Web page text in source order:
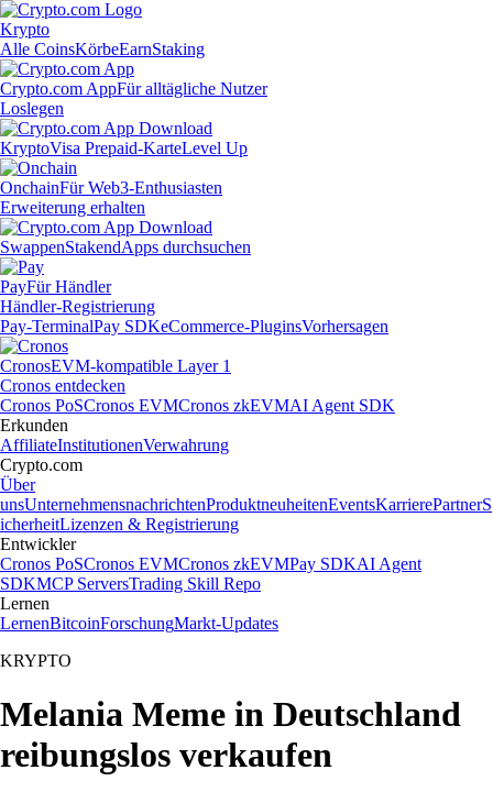
Krypto
Alle CoinsKörbeEarnStaking
Crypto.com AppFür alltägliche Nutzer
Loslegen
KryptoVisa Prepaid-KarteLevel Up
OnchainFür Web3-Enthusiasten
Erweiterung erhalten
SwappenStakendApps durchsuchen
PayFür Händler
Händler-Registrierung
Pay-TerminalPay SDKeCommerce-PluginsVorhersagen
CronosEVM-kompatible Layer 1
Cronos entdecken
Cronos PoSCronos EVMCronos zkEVMAI Agent SDK
Erkunden
AffiliateInstitutionenVerwahrung
Crypto.com
Über
unsUnternehmensnachrichtenProduktneuheitenEventsKarrierePartnerS
icherheitLizenzen & Registrierung
Entwickler
Cronos PoSCronos EVMCronos zkEVMPay SDKAI Agent
SDKMCP ServersTrading Skill Repo
Lernen
LernenBitcoinForschungMarkt-Updates
KRYPTO
Melania Meme in Deutschland
reibungslos verkaufen